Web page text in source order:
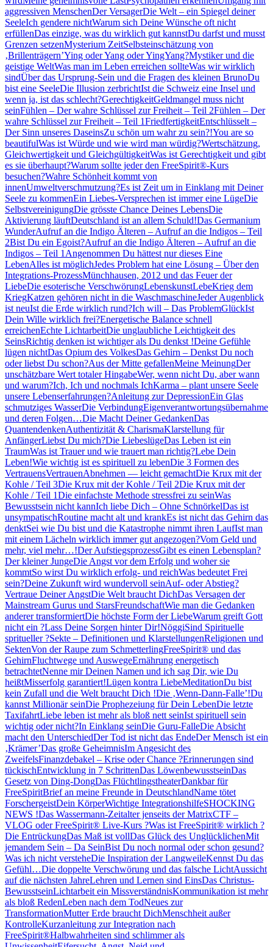
aggressiven MenschenDer VersagerDie Welt – ein Spiegel deiner
SeeleIch gendere nichtWarum sich Deine Wünsche oft nicht
erfüllenDas einzige, was du wirklich gut kannstDu darfst und musst
Grenzen setzenMysterium ZeitSelbsteinschätzung von
‚Brillenträgern’Ying oder Yang oder YingYang?Mystiker und die
geistige WeltWas man im Leben erreichen sollteWas wir wirklich
sindÜber das Ursprung-Sein und die Fragen des kleinen BrunoDu
bist eine SeeleDie Illusion zerbrichtIst die Schweiz eine Insel und
wenn ja, ist das schlecht?GerechtigkeitGeldmangel muss nicht
seinFühlen – Der wahre Schlüssel zur Freiheit – Teil 2Fühlen – Der
wahre Schlüssel zur Freiheit – Teil 1FriedfertigkeitEntschlüsselt –
Der Sinn unseres DaseinsZu schön um wahr zu sein?!You are so
beautifulWas ist Würde und wie wird man würdig?Wertschätzung,
Gleichwertigkeit und GleichgültigkeitWas ist Gerechtigkeit und gibt
es sie überhaupt?Warum sollte jeder den FreeSpirit®-Kurs
besuchen?Wahre Schönheit kommt von
innenUmweltverschmutzung?Es ist Zeit um in Einklang mit Deiner
Seele zu kommenEin Liebes-Versprechen ist immer eine LügeDie
SelbstvereinigungDie grösste Chance Deines LebensDie
Aktivierung läuftDeutschland ist an allem Schuld!Das Germanium
WunderAufruf an die Indigo Älteren – Aufruf an die Indigos – Teil
2Bist Du ein Egoist?Aufruf an die Indigo Älteren – Aufruf an die
Indigos – Teil 1 Angenommen Du hättest nur dieses Eine
LebenAlles ist möglichJedes Problem hat eine Lösung – Über den
Integrations-ProzessMünchhausen, 2012 und das Feuer der
LiebeDie esoterische VerschwörungLebenskunstLebeKrieg dem
KriegKatzen gehören nicht in die WaschmaschineJeder Augenblick
ist neuIst die Erde wirklich rund?Ich will – Das ProblemGlückIst
Dein Wille wirklich frei?Energetische Balance schnell
erreichenEchte LichtarbeitDie unglaubliche Leichtigkeit des
SeinsRichtig denken ist wichtiger als Du denkst !Deine Gefühle
lügen nichtDas Opium des VolkesDas Gehirn – Denkst Du noch
oder liebst Du schon?Aus der Mitte gefallenMeine MeinungDer
unschätzbare Wert totaler HingabeWer, wenn nicht Du, aber wann
und warum?Ich, Ich und nochmals IchKarma – plant unsere Seele
unsere Lebenserfahrungen?Anleitung zur DepressionEin Glas
schmutziges WasserDie VerbindungEigenverantwortungsübernahme
und deren Folgen…Die Macht Deiner GedankenDas
QuantendenkenAuthentizität & CharismaKlarstellung für
AnfängerLiebst Du mich?Die LiebeslügeDas Leben ist ein
TraumWas ist Trauer und wie trauert man richtig?Lebe Dein
Leben!Wie wichtig ist es spirituell zu lebenDie 3 Formen des
VertrauensVertrauenAbnehmen — leicht gemachtDie Krux mit der
Kohle / Teil 3Die Krux mit der Kohle / Teil 2Die Krux mit der
Kohle / Teil 1Die einfachste Methode stressfrei zu seinWas
Bewusstsein nicht kannIch liebe Dich – Ohne SchnörkelDas ist
unsympatischRoutine macht alt und krankEs ist nicht das Gehirn das
denktSei wie Du bist und die Katastrophe nimmt ihren LaufIst man
mit einem Lächeln wirklich immer gut angezogen?Vom Geld und
mehr, viel mehr…!Der AufstiegsprozessGibt es einen Lebensplan?
Der kleiner JungeDie Angst vor dem Erfolg und woher sie
kommtSo wirst Du wirklich erfolg- und reichWas bedeutet Frei
sein?Deine Zukunft wird wundervoll seinAuf- oder Abstieg?
Vertraue Deiner AngstDie Welt braucht DichDas Versagen der
Mainstream Gurus und StarsFreundschaftWie man die Gedanken
anderer transformiertDie höchste Form der LiebeWarum greift Gott
nicht ein ?Lass Deine Sorgen hinter Dir!NöggiSind Spirituelle
spritueller ?Sekte – Definitionen und KlarstellungenReligionen und
SektenVon der Raupe zum SchmetterlingFreeSpirit® und das
GehirnFluchtwege und AuswegeErnährung energetisch
betrachtetNenne mir Deinen Namen und ich sag Dir, wie Du
heißtMisserfolg garantiert!Lügen kontra LiebeMeditationDu bist
kein Zufall und die Welt braucht Dich !Die ‚Wenn-Dann-Falle’!Du
kannst Millionär seinDie Prophezeiung für Dein LebenDie letzte
TaxifahrtLiebe leben ist mehr als bloß nett seinIst spirituell sein
wichtig oder nicht?In Einklang seinDie Guru-FalleDie Absicht
macht den UnterschiedDer Tod ist nicht das EndeDer Mensch ist ein
‚Krämer’Das große GeheimnisIm Angesicht des
ZweifelsFinanzdebakel – Krise oder Chance ?Erinnerungen sind
tückischEntwicklung in 7 SchrittenDas LöwenbewusstseinDas
Gesetz von Ding-DongDas FlüchtlingstheaterDankbar für
FreeSpiritBrief an meine Freunde in DeutschlandName tötet
ForschergeistDein KörperWichtige IntegrationshilfeSHOCKING
NEWS !Das Wassermann-Zeitalter jenseits der MatrixCTF –
VLOG oder FreeSpirit® Live-Kurs ?Was ist FreeSpirit® wirklich ?
Die EntrückungDas Maß ist vollDas Glück des UnglücklichenMit
jemandem Sein – Da SeinBist Du noch normal oder schon gesund?
Was ich nicht versteheDie Inspiration der LangweileKennst Du das
Gefühl…Die doppelte Verschwörung und das falsche LichtAussicht
auf die nächsten JahreLehren und Lernen sind EinsDas Christus-
BewusstseinLichtarbeit ein MissverständnisKommunikation ist mehr
als bloß RedenLeben nach dem TodNeues zur
TransformationMutter Erde braucht DichMenschheit außer
KontrolleKurzanleitung zur Integration nach
FreeSpirit®Halbwahrheiten sind schlimmer als